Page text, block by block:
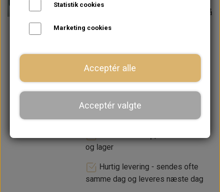
Varen er på
lager. 1-2 dages leveringstid
− +
LÆG I KURV
og lager
Hurtig levering - sendes ofte
samme dag og leveres næste dag
Statistik cookies
Marketing cookies
Acceptér alle
Acceptér valgte